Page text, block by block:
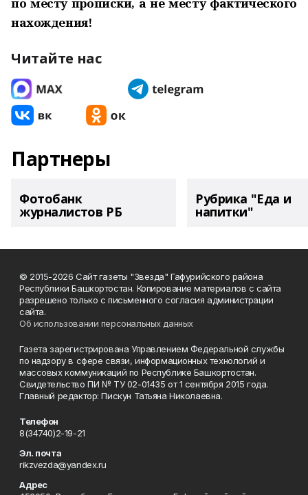
нахождения!
Читайте нас
Партнеры
Фотобанк
журналистов РБ
Рубрика "Еда и
напитки"
© 2015-2026 Сайт газеты "Звезда" Гафурийского района
Республики Башкортостан. Копирование материалов с сайта
разрешено только с письменного согласия администрации
сайта.
Об использовании персональных данных
Газета зарегистрирована Управлением Федеральной службы
по надзору в сфере связи, информационных технологий и
массовых коммуникаций по Республике Башкортостан.
Свидетельство ПИ № ТУ 02-01435 от 1 сентября 2015 года.
Главный редактор: Пискун Татьяна Николаевна.
Телефон
8(34740)2-19-21
Эл. почта
rikzvezda@yandex.ru
Адрес